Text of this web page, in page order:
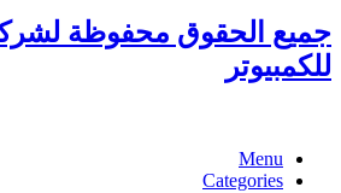
جميع الحقوق محفوظة
للكمبيوتر
Menu
Categories